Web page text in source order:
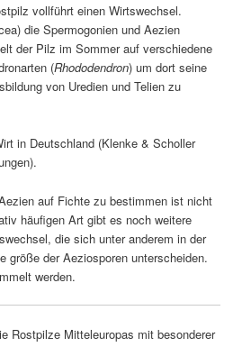
vollführt einen Wirtswechsel.
die Spermogonien und Aezien
der Pilz im Sommer auf verschiedene
(Rhododendron) um dort seine
von Uredien und Telien zu
in Deutschland (Klenke & Scholler
auf Fichte zu bestimmen ist nicht
häufigen Art gibt es noch weitere
die sich unter anderem in der
größe der Aeziosporen unterscheiden.
werden.
Rostpilze Mitteleuropas mit besonderer